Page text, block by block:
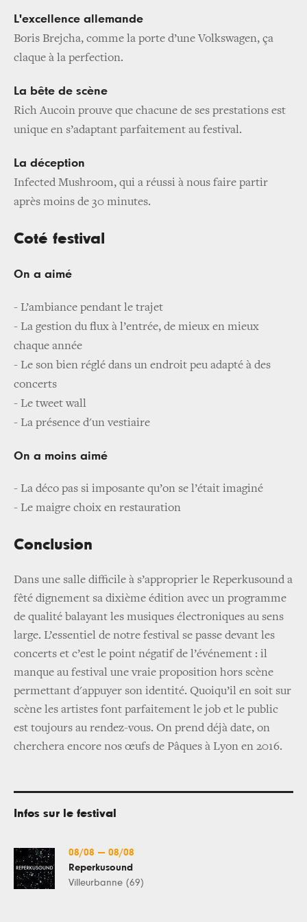
L'excellence allemande
Boris Brejcha, comme la porte d’une Volkswagen, ça
claque à la perfection.
La bête de scène
Rich Aucoin prouve que chacune de ses prestations est
unique en s’adaptant parfaitement au festival.
La déception
Infected Mushroom, qui a réussi à nous faire partir
après moins de 30 minutes.
Coté festival
On a aimé
- L’ambiance pendant le trajet
- La gestion du flux à l’entrée, de mieux en mieux
chaque année
- Le son bien réglé dans un endroit peu adapté à des
concerts
- Le tweet wall
- La présence d'un vestiaire
On a moins aimé
- La déco pas si imposante qu’on se l’était imaginé
- Le maigre choix en restauration
Conclusion
Dans une salle difficile à s’approprier le Reperkusound a
fêté dignement sa dixième édition avec un programme
de qualité balayant les musiques électroniques au sens
large. L’essentiel de notre festival se passe devant les
concerts et c’est le point négatif de l’événement : il
manque au festival une vraie proposition hors scène
permettant d'appuyer son identité. Quoiqu’il en soit sur
scène les artistes font parfaitement le job et le public
est toujours au rendez-vous. On prend déjà date, on
cherchera encore nos œufs de Pâques à Lyon en 2016.
Infos sur le festival
08/08 — 08/08
Reperkusound
Villeurbanne (69)